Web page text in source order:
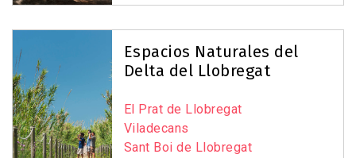
Espacios Naturales del
Delta del Llobregat
El Prat de Llobregat
Viladecans
Sant Boi de Llobregat